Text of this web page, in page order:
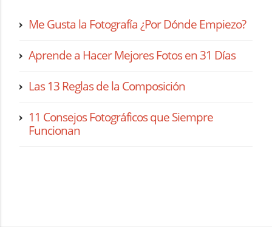
Me Gusta la Fotografía ¿Por Dónde Empiezo?
Aprende a Hacer Mejores Fotos en 31 Días
Las 13 Reglas de la Composición
11 Consejos Fotográficos que Siempre
Funcionan